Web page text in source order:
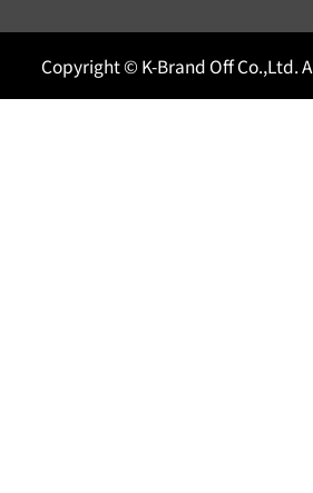
Copyright © K-Brand Off Co.,Ltd.